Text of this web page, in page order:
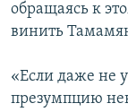
обращаясь к
винить
«Если даже не
презумпцию